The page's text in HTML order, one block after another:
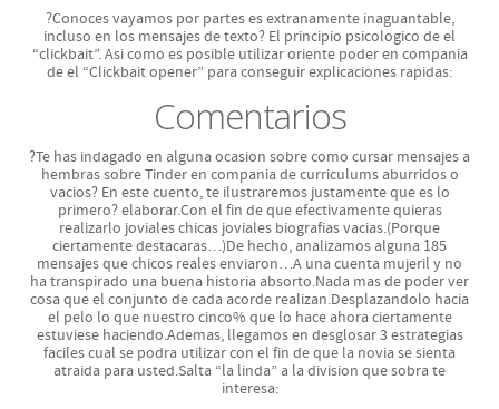
?Conoces vayamos por partes es extranamente inaguantable,
incluso en los mensajes de texto? El principio psicologico de el
“clickbait”. Asi­ como es posible utilizar oriente poder en compania
de el “Clickbait opener” para conseguir explicaciones rapidas:
Comentarios
?Te has indagado en alguna ocasion sobre como cursar mensajes a
hembras sobre Tinder en compania de curriculums aburridos o
vacios? En este cuento, te ilustraremos justamente que es lo
primero? elaborar.Con el fin de que efectivamente quieras
realizarlo joviales chicas joviales biografias vacias.(Porque
ciertamente destacaras…)De hecho, analizamos alguna 185
mensajes que chicos reales enviaron…A una cuenta mujeril y no
ha transpirado una buena historia absorto.Nada mas de poder ver
cosa que el conjunto de cada acorde realizan.Desplazandolo hacia
el pelo lo que nuestro cinco% que lo hace ahora ciertamente
estuviese haciendo.Ademas, llegamos en desglosar 3 estrategias
faciles cual se podra utilizar con el fin de que la novia se sienta
atraida para usted.Salta “la linda” a la division que sobra te
interesa: